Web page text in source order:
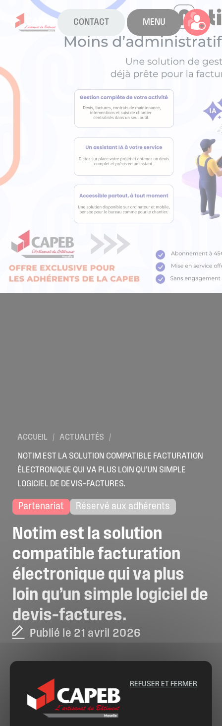
CONTACT MENU
Actualités
Boîte à outils
Boutique
Location de salles
Trouver un artisan
Devenir adhérent
Espace adhérent
ACCUEIL / ACTUALITÉS
/
NOTIM EST LA SOLUTION COMPATIBLE FACTURATION
ÉLECTRONIQUE QUI VA PLUS LOIN QU’UN SIMPLE
LOGICIEL DE DEVIS–FACTURES.
Partenariat Réservé aux adhérents
Notim est la solution
compatiblefacturation
électronique quiva plus
loin qu’un simple logiciel de
devis–factures.
Publié le 21 avril 2026
REFUSER ET FERMER